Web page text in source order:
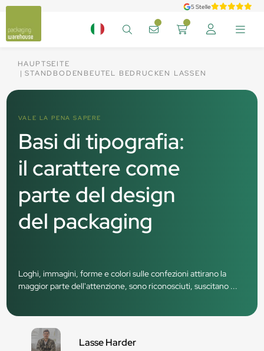
5 Stelle
HAUPTSEITE
STANDBODENBEUTEL BEDRUCKEN LASSEN
VALE LA PENA SAPERE
Basi di tipografia:
il carattere come
parte del design
del packaging
Loghi, immagini, forme e colori sulle confezioni attirano la
maggior parte dell'attenzione, sono riconosciuti, suscitano ...
Lasse Harder